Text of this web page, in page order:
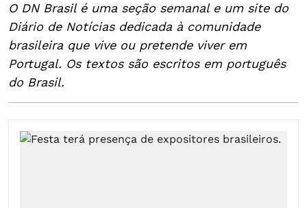
O DN Brasil é uma seção semanal e um site do
Diário de Notícias dedicada à comunidade
brasileira que vive ou pretende viver em
Portugal. Os textos são escritos em português
do Brasil.